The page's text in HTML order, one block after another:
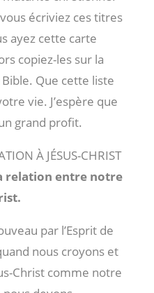
écriviez ces titres
ayez cette carte
copiez-les sur la
Que cette liste
vie. J’espère que
grand profit.
À JÉSUS-CHRIST
relation entre notre
par l’Esprit de
nous croyons et
Christ comme notre